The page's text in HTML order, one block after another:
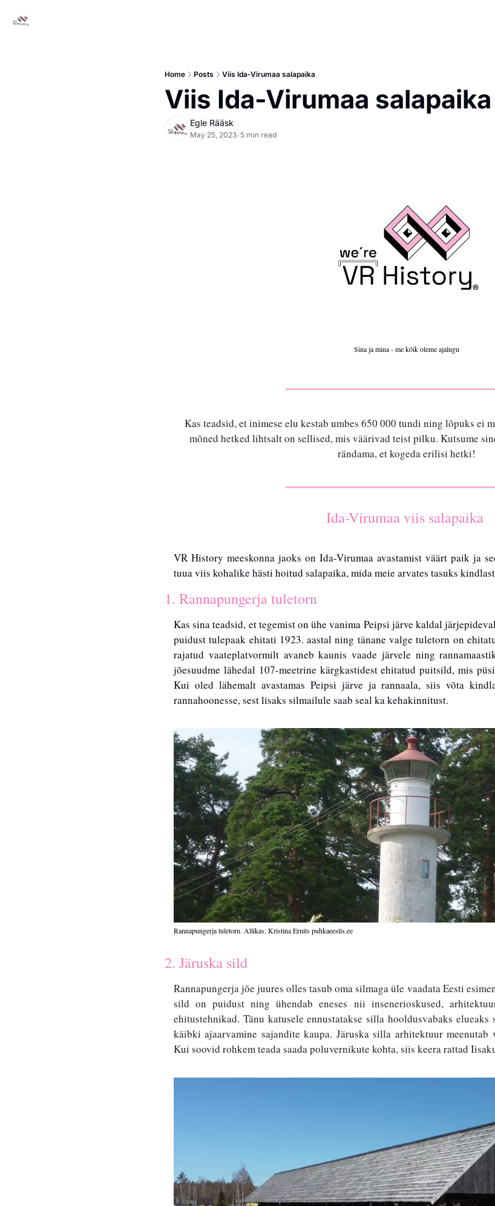
Home Posts Viis Ida-Virumaa salapaika
Viis Ida-Virumaa salapaika
Egle Rääsk
May 25, 2023• 5 min read
Sina ja mina - me kõik oleme ajalugu
Kas teadsid, et inimese elu kestab umbes 650 000 tundi ning lõpuks ei
mõned hetked lihtsalt on sellised, mis väärivad teist pilku. Kutsume
rändama, et kogeda erilisi hetki!
Ida-Virumaa viis salapaika
VR History meeskonna jaoks on Ida-Virumaa avastamist väärt paik ja
tuua viis kohalike hästi hoitud salapaika, mida meie arvates tasuks
1. Rannapungerja tuletorn
Kas sina teadsid, et tegemist on ühe vanima Peipsi järve kaldal
puidust tulepaak ehitati 1923. aastal ning tänane valge tuletorn on
rajatud vaateplatvormilt avaneb kaunis vaade järvele ning
jõesuudme lähedal 107-meetrine kärgkastidest ehitatud puitsild, mis
Kui oled lähemalt avastamas Peipsi järve ja rannaala, siis võta
rannahoonesse, sest lisaks silmailule saab seal ka kehakinnitust.
Rannapungerja tuletorn. Allikas: Kristina Ernits puhkaeestis.ee
2. Järuska sild
Rannapungerja jõe juures olles tasub oma silmaga üle vaadata Eesti
sild on puidust ning ühendab eneses nii insenerioskused,
ehitustehnikad. Tänu katusele ennustatakse silla hooldusvabaks elueaks
käibki ajaarvamine sajandite kaupa. Järuska silla arhitektuur
Kui soovid rohkem teada saada poluvernikute kohta, siis keera rattad